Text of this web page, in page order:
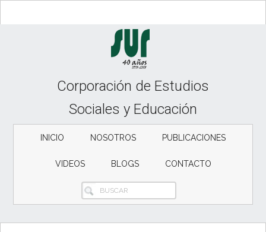
to
to
to
Corporación de Estudios
Sociales y Educación
INICIO NOSOTROS PUBLICACIONES
VIDEOS BLOGS CONTACTO
BUSCAR